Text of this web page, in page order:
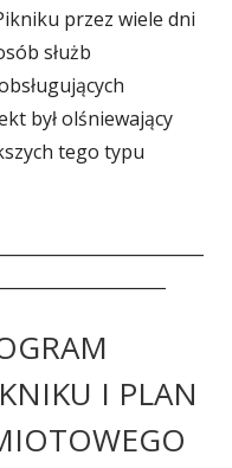
przez wiele dni
służb
był olśniewający
tego typu
I PLAN